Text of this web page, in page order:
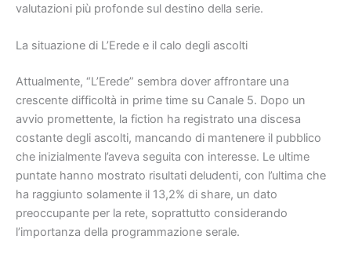
valutazioni più profonde sul destino della serie.
La situazione di L’Erede e il calo degli ascolti
Attualmente, “L’Erede” sembra dover affrontare una
crescente difficoltà in prime time su Canale 5. Dopo un
avvio promettente, la fiction ha registrato una discesa
costante degli ascolti, mancando di mantenere il pubblico
che inizialmente l’aveva seguita con interesse. Le ultime
puntate hanno mostrato risultati deludenti, con l’ultima che
ha raggiunto solamente il 13,2% di share, un dato
preoccupante per la rete, soprattutto considerando
l’importanza della programmazione serale.